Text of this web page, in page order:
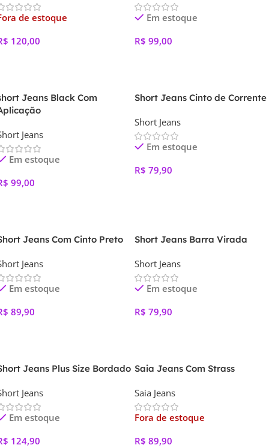
de estoque
120,00
Em estoque
R$ 99,00
Jeans Black Com
Jeans
Em estoque
99,00
Short Jeans Cinto de Corrente
Short Jeans
Em estoque
R$ 79,90
Jeans Com Cinto Preto
Jeans
Em estoque
89,90
Short Jeans Barra Virada
Short Jeans
Em estoque
R$ 79,90
Jeans Plus Size Bordado
Jeans
Em estoque
124,90
Saia Jeans Com Strass
Saia Jeans
Fora de estoque
R$ 89,90